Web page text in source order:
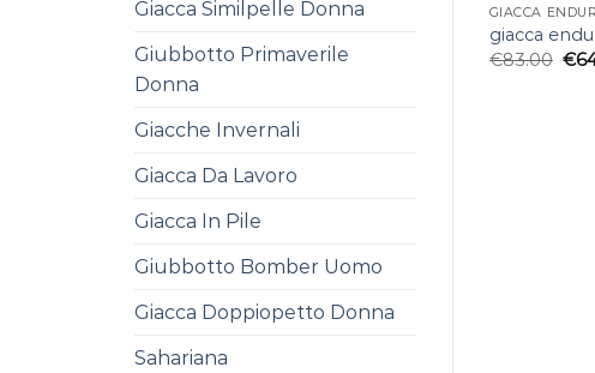
Giacca Similpelle Donna
Giubbotto Primaverile
Donna
Giacche Invernali
Giacca Da Lavoro
Giacca In Pile
Giubbotto Bomber Uomo
Giacca Doppiopetto Donna
Sahariana
GIACCA
giacca
€83.00 €